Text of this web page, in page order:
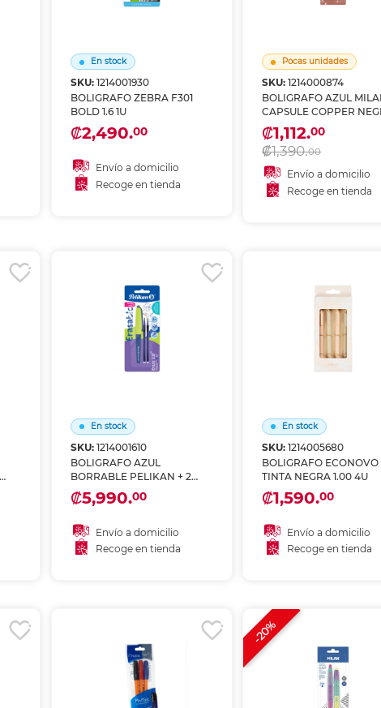
Ver más
En stock
SKU: 1214001930
BOLIGRAFO ZEBRA F301
BOLD 1.6 1U
₡2,490.00
Envío a domicilio
Recoge en tienda
Pocas unidades
SKU: 1214000874
BOLIGRAFO AZUL
CAPSULE COPPER
₡1,112.00
₡1,390.00
Envío a domicilio
Recoge en tienda
En stock
SKU: 1214001610
BOLIGRAFO AZUL
BORRABLE PELIKAN + 2
REPUESTOS
₡5,990.00
Envío a domicilio
Recoge en tienda
En stock
SKU: 1214005680
BOLIGRAFO ECONOVO
TINTA NEGRA 1.00 4U
₡1,590.00
Envío a domicilio
Recoge en tienda
-20%